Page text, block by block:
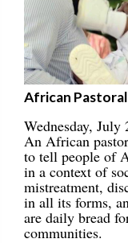
African
Wednesday, July
An African
to tell people of
in a context of
mistreatment,
in all its forms,
are daily bread
communities.